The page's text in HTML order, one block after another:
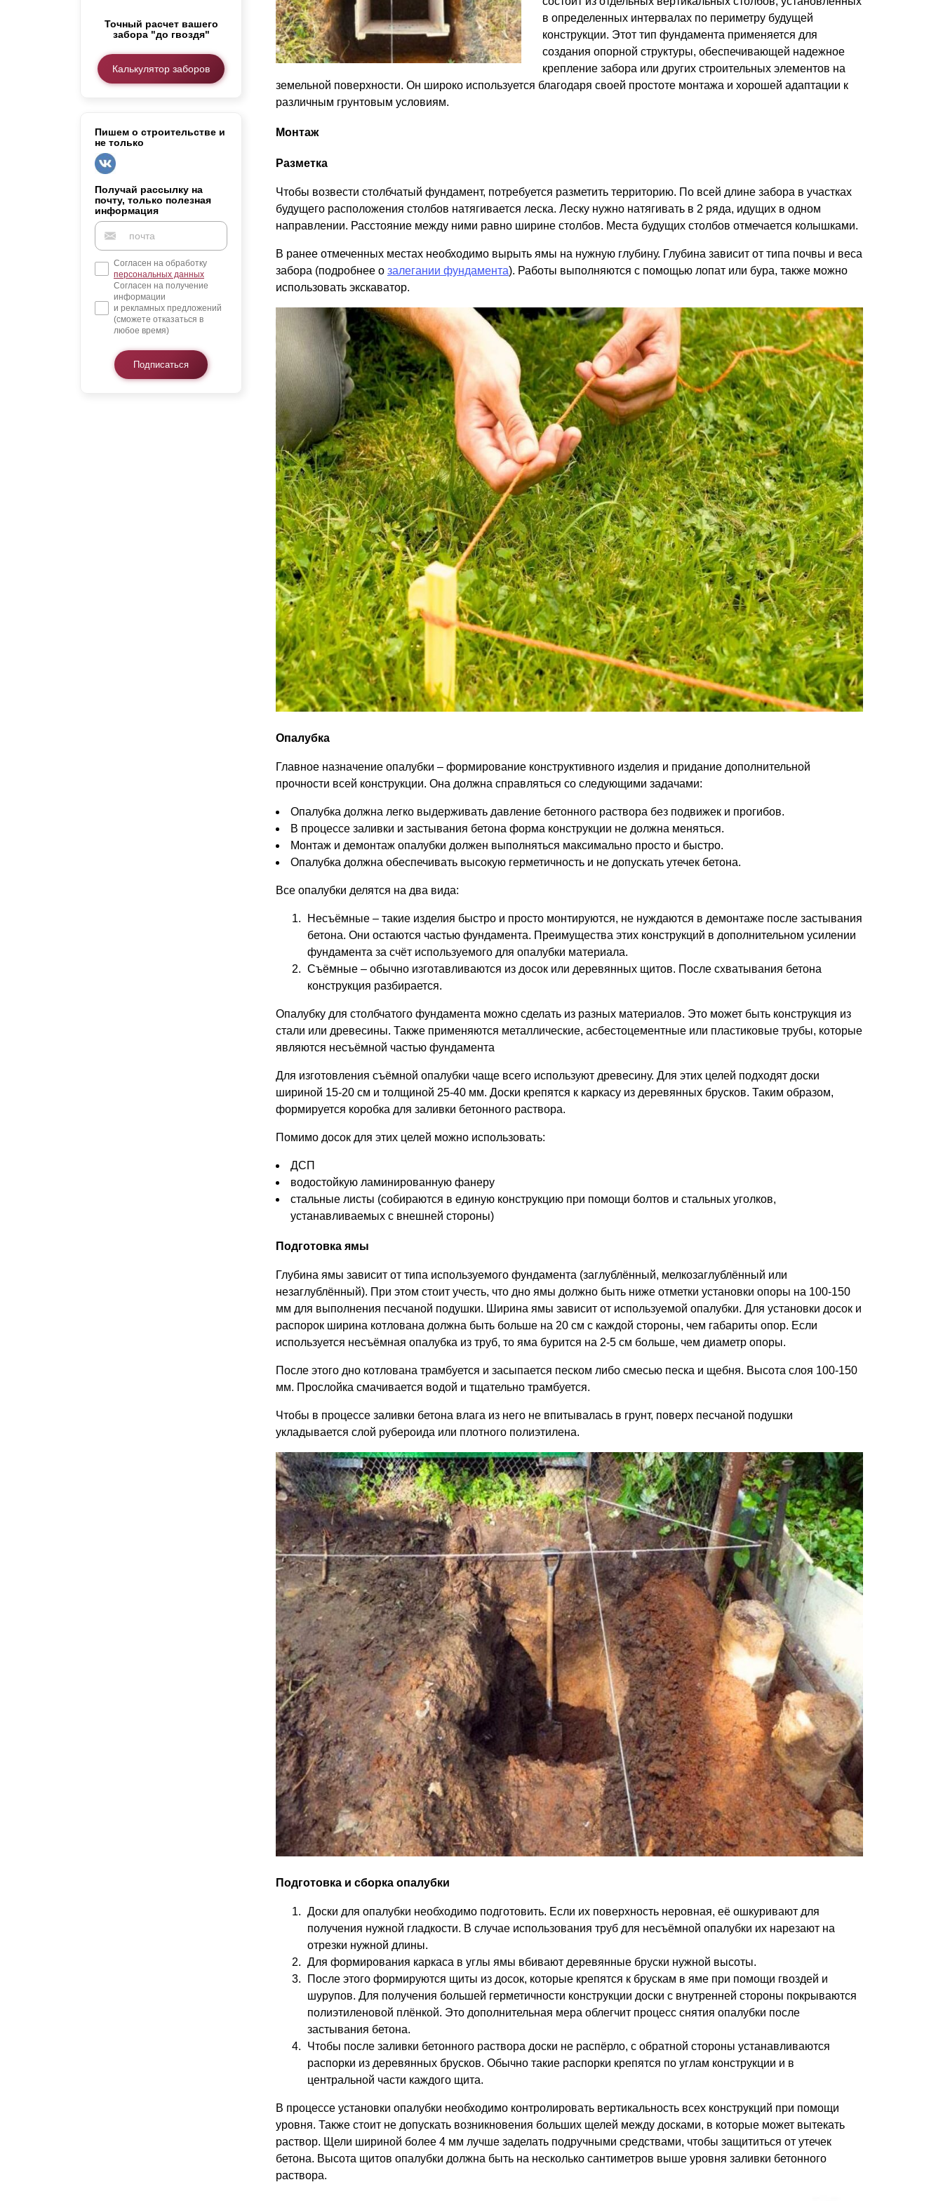
Элитные заборы для коттеджей
Забор на участок 10 соток
Заборы и ограждения для дома
Горизонтальные заборы
Высокие заборы
Красивые, дизайнерские заборы
Быстровозводимые заборы
Каркасы ворот
Калитки
Входные группы
Точный расчет вашего
забора "до гвоздя"
Калькулятор заборов
Пишем о строительстве и
не только
Получай рассылку на
почту, только полезная
информация
Согласен на обработку
персональных данных
Согласен на получение
информации
и рекламных предложений
(сможете отказаться в
любое время)
Подписаться
в определенных интервалах по периметру будущей
конструкции. Этот тип фундамента применяется для
создания опорной структуры, обеспечивающей надежное
крепление забора или других строительных элементов на
земельной поверхности. Он широко используется благодаря своей простоте монтажа и хорошей адаптации к
различным грунтовым условиям.
Монтаж
Разметка
Чтобы возвести столбчатый фундамент, потребуется разметить территорию. По всей длине забора в участках
будущего расположения столбов натягивается леска. Леску нужно натягивать в 2 ряда, идущих в одном
направлении. Расстояние между ними равно ширине столбов. Места будущих столбов отмечается колышками.
В ранее отмеченных местах необходимо вырыть ямы на нужную глубину. Глубина зависит от типа почвы и веса
забора (подробнее о залегании фундамента). Работы выполняются с помощью лопат или бура, также можно
использовать экскаватор.
Опалубка
Главное назначение опалубки – формирование конструктивного изделия и придание дополнительной
прочности всей конструкции. Она должна справляться со следующими задачами:
Опалубка должна легко выдерживать давление бетонного раствора без подвижек и прогибов.
В процессе заливки и застывания бетона форма конструкции не должна меняться.
Монтаж и демонтаж опалубки должен выполняться максимально просто и быстро.
Опалубка должна обеспечивать высокую герметичность и не допускать утечек бетона.
Все опалубки делятся на два вида:
Несъёмные – такие изделия быстро и просто монтируются, не нуждаются в демонтаже после застывания
бетона. Они остаются частью фундамента. Преимущества этих конструкций в дополнительном усилении
фундамента за счёт используемого для опалубки материала.
Съёмные – обычно изготавливаются из досок или деревянных щитов. После схватывания бетона
конструкция разбирается.
Опалубку для столбчатого фундамента можно сделать из разных материалов. Это может быть конструкция из
стали или древесины. Также применяются металлические, асбестоцементные или пластиковые трубы, которые
являются несъёмной частью фундамента
Для изготовления съёмной опалубки чаще всего используют древесину. Для этих целей подходят доски
шириной 15-20 см и толщиной 25-40 мм. Доски крепятся к каркасу из деревянных брусков. Таким образом,
формируется коробка для заливки бетонного раствора.
Помимо досок для этих целей можно использовать:
ДСП
водостойкую ламинированную фанеру
стальные листы (собираются в единую конструкцию при помощи болтов и стальных уголков,
устанавливаемых с внешней стороны)
Подготовка ямы
Глубина ямы зависит от типа используемого фундамента (заглублённый, мелкозаглублённый или
незаглублённый). При этом стоит учесть, что дно ямы должно быть ниже отметки установки опоры на 100-150
мм для выполнения песчаной подушки. Ширина ямы зависит от используемой опалубки. Для установки досок и
распорок ширина котлована должна быть больше на 20 см с каждой стороны, чем габариты опор. Если
используется несъёмная опалубка из труб, то яма бурится на 2-5 см больше, чем диаметр опоры.
После этого дно котлована трамбуется и засыпается песком либо смесью песка и щебня. Высота слоя 100-150
мм. Прослойка смачивается водой и тщательно трамбуется.
Чтобы в процессе заливки бетона влага из него не впитывалась в грунт, поверх песчаной подушки
укладывается слой рубероида или плотного полиэтилена.
Подготовка и сборка опалубки
Доски для опалубки необходимо подготовить. Если их поверхность неровная, её ошкуривают для
получения нужной гладкости. В случае использования труб для несъёмной опалубки их нарезают на
отрезки нужной длины.
Для формирования каркаса в углы ямы вбивают деревянные бруски нужной высоты.
После этого формируются щиты из досок, которые крепятся к брускам в яме при помощи гвоздей и
шурупов. Для получения большей герметичности конструкции доски с внутренней стороны покрываются
полиэтиленовой плёнкой. Это дополнительная мера облегчит процесс снятия опалубки после
застывания бетона.
Чтобы после заливки бетонного раствора доски не распёрло, с обратной стороны устанавливаются
распорки из деревянных брусков. Обычно такие распорки крепятся по углам конструкции и в
центральной части каждого щита.
В процессе установки опалубки необходимо контролировать вертикальность всех конструкций при помощи
уровня. Также стоит не допускать возникновения больших щелей между досками, в которые может вытекать
раствор. Щели шириной более 4 мм лучше заделать подручными средствами, чтобы защититься от утечек
бетона. Высота щитов опалубки должна быть на несколько сантиметров выше уровня заливки бетонного
раствора.